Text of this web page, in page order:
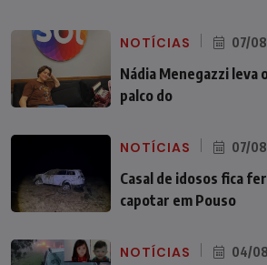
NOTÍCIAS 07/
Nádia Menegazzi leva
palco do
NOTÍCIAS 07/
Casal de idosos fica
capotar em Pouso
NOTÍCIAS 04/